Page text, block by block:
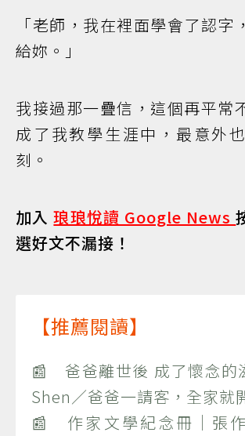
「老師，我在裡面學會了認字
給妳。」
我接過那一疊信，這個再平常
成了我教學生涯中，最意外
刻。
加入琅琅悅讀 Google News
選好文不漏接！
【推薦閱讀】
📰 爸爸離世後 成了懷念的
Shen／爸爸一請客，全家就
📰 作家文學紀念冊｜張